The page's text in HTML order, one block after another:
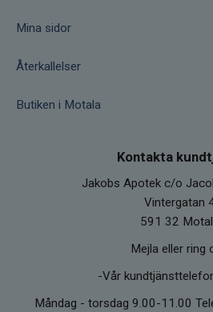
Mina sidor
Återkallelser
Butiken i Motala
Kontakta
Jakobs Apotek c/o
Vintergatan
591 32
Mejla eller ring
-Vår
Måndag - torsdag 9.00-11.00